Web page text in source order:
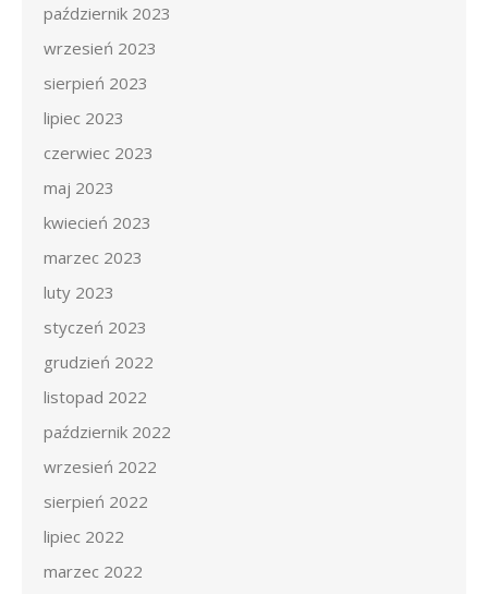
październik 2023
wrzesień 2023
sierpień 2023
lipiec 2023
czerwiec 2023
maj 2023
kwiecień 2023
marzec 2023
luty 2023
styczeń 2023
grudzień 2022
listopad 2022
październik 2022
wrzesień 2022
sierpień 2022
lipiec 2022
marzec 2022